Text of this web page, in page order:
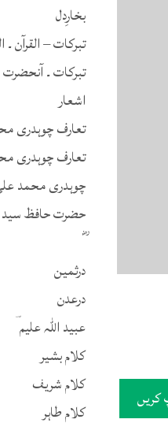
بخارِدل
تبرکات – القرآن ۔
تبرکات ۔
اشعار
تعارف چوہدری
تعارف چوہدری
چوہدری محمد
حضرت حافظ سید
ؓ
درثمین
درعدن
عبید اللہ علیم ؔ
کلام بشیر
کلام شریف
کلام طاہر
کریں